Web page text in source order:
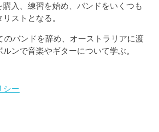
購入、練習を始め、バンドをいくつも
ストとなる。
のバンドを辞め、オーストラリアに渡
ンで音楽やギターについて学ぶ。
シー